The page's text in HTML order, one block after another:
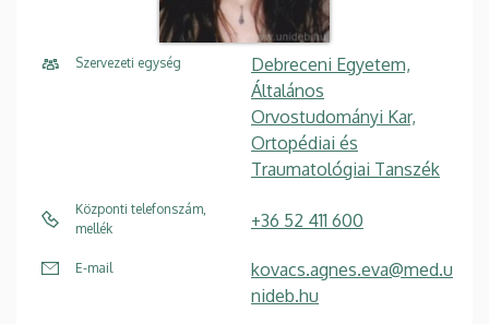
Szervezeti egység
Debreceni Egyetem,
Általános
Orvostudományi Kar,
Ortopédiai és
Traumatológiai Tanszék
Központi telefonszám,
mellék
+36 52 411 600
E-mail
kovacs.agnes.eva@med.u
nideb.hu